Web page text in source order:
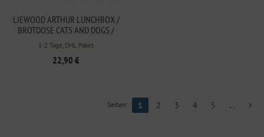
LIEWOOD ARTHUR LUNCHBOX /
BROTDOSE CATS AND DOGS /
SANDY
1-2 Tage, DHL Paket
22,90 €
Seiten: 1 2 3 4 5 ...